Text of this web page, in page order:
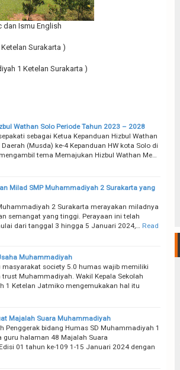
dan Ismu English
Surakarta )
1 Ketelan Surakarta )
Wathan Solo Periode Tahun 2023 – 2028
sebagai Ketua Kepanduan Hizbul Wathan
(Musda) ke-4 Kepanduan HW kota Solo di
tema Memajukan Hizbul Wathan Me…
Milad SMP Muhammadiyah 2 Surakarta yang
2 Surakarta merayakan miladnya
semangat yang tinggi. Perayaan ini telah
dari tanggal 3 hingga 5 Januari 2024,…
Read
Muhammadiyah
masyarakat society 5.0 humas wajib memiliki
Muhammadiyah. Wakil Kepala Sekolah
1 Ketelan Jatmiko mengemukakan hal itu
Majalah Suara Muhammadiyah
Penggerak bidang Humas SD Muhammadiyah 1
guru halaman 48 Majalah Suara
01 tahun ke-109 1-15 Januari 2024 dengan